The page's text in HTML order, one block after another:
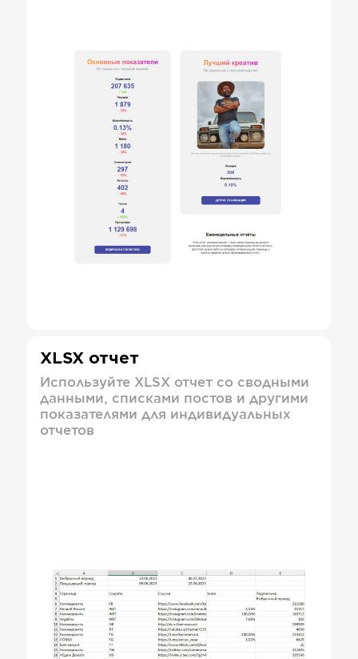
XLSX отчет
Используйте XLSX отчет со сводными
данными, списками постов и другими
показателями для индивидуальных
отчетов